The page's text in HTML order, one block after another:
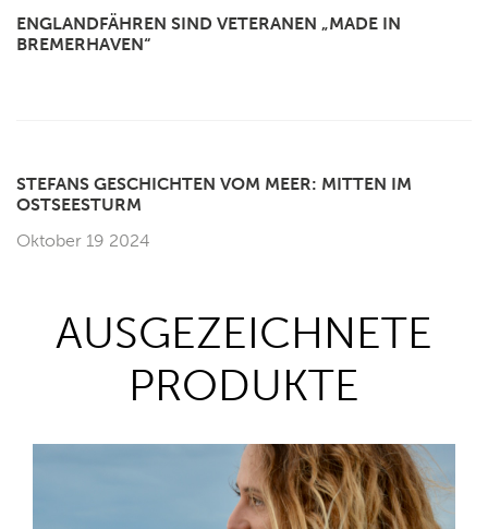
ENGLANDFÄHREN SIND VETERANEN „MADE IN
BREMERHAVEN“
STEFANS GESCHICHTEN VOM MEER: MITTEN IM
OSTSEESTURM
Oktober 19 2024
AUSGEZEICHNETE
PRODUKTE